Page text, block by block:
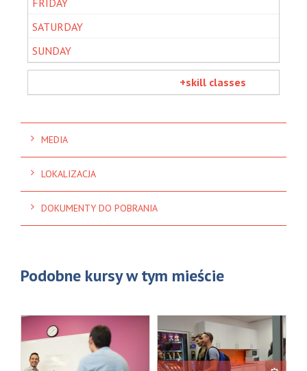
+skill classes
MEDIA
LOKALIZACJA
DOKUMENTY DO POBRANIA
Podobne kursy w tym mieście